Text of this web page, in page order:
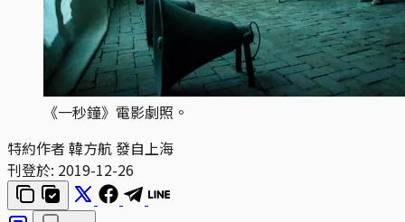
《一秒鐘》電影劇照。
特約作者 韓方航 發自上海
刊登於: 2019-12-26